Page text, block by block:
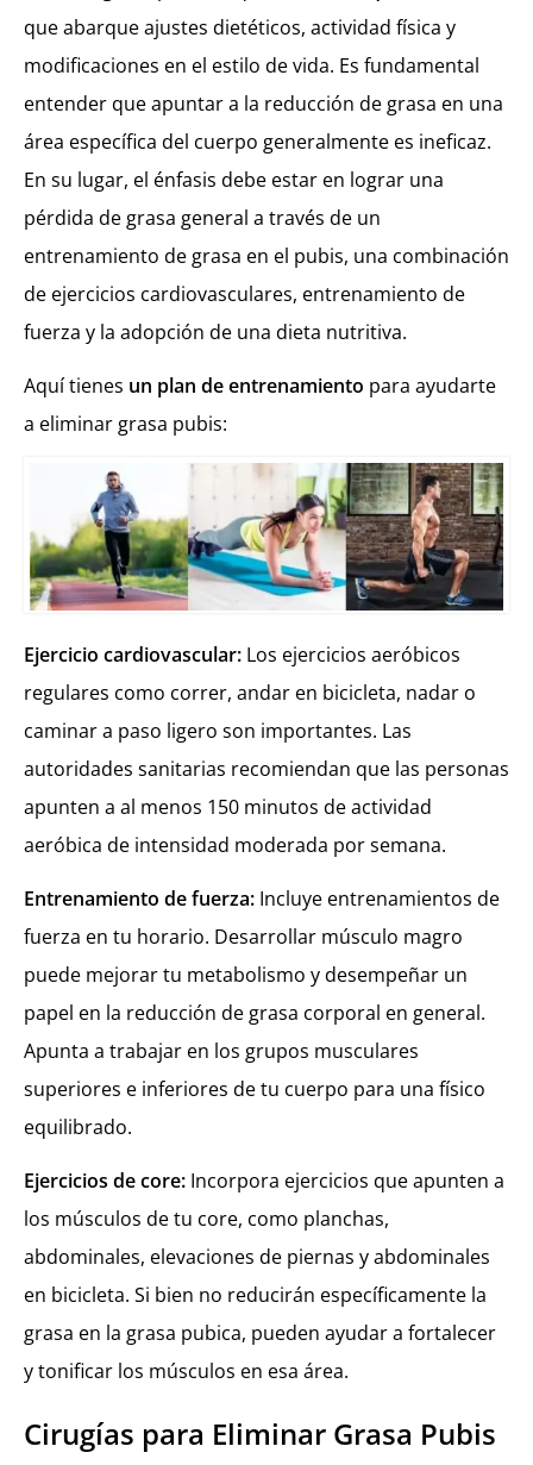
que abarque ajustes dietéticos, actividad física y
modificaciones en el estilo de vida. Es fundamental
entender que apuntar a la reducción de grasa en una
área específica del cuerpo generalmente es ineficaz.
En su lugar, el énfasis debe estar en lograr una
pérdida de grasa general a través de un
entrenamiento de grasa en el pubis, una combinación
de ejercicios cardiovasculares, entrenamiento de
fuerza y la adopción de una dieta nutritiva.
Aquí tienes un plan de entrenamiento para ayudarte
a eliminar grasa pubis:
Ejercicio cardiovascular: Los ejercicios aeróbicos
regulares como correr, andar en bicicleta, nadar o
caminar a paso ligero son importantes. Las
autoridades sanitarias recomiendan que las personas
apunten a al menos 150 minutos de actividad
aeróbica de intensidad moderada por semana.
Entrenamiento de fuerza: Incluye entrenamientos de
fuerza en tu horario. Desarrollar músculo magro
puede mejorar tu metabolismo y desempeñar un
papel en la reducción de grasa corporal en general.
Apunta a trabajar en los grupos musculares
superiores e inferiores de tu cuerpo para una físico
equilibrado.
Ejercicios de core: Incorpora ejercicios que apunten a
los músculos de tu core, como planchas,
abdominales, elevaciones de piernas y abdominales
en bicicleta. Si bien no reducirán específicamente la
grasa en la grasa pubica, pueden ayudar a fortalecer
y tonificar los músculos en esa área.
Cirugías para Eliminar Grasa Pubis